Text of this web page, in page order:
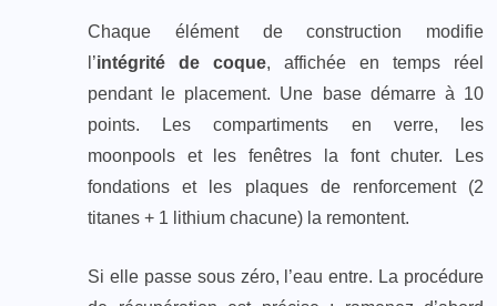
Chaque élément de construction modifie
l’intégrité de coque, affichée en temps réel
pendant le placement. Une base démarre à 10
points. Les compartiments en verre, les
moonpools et les fenêtres la font chuter. Les
fondations et les plaques de renforcement (2
titanes + 1 lithium chacune) la remontent.
Si elle passe sous zéro, l’eau entre. La procédure